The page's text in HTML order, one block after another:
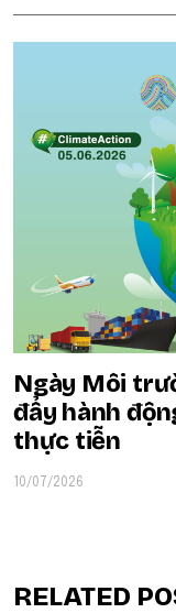
Ngày Môi
đẩy hành
thực tiễn
10/07/2026
RELATED